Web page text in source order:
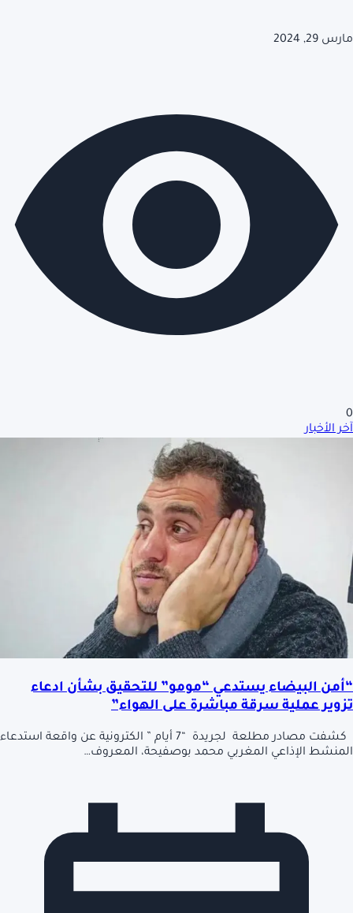
مارس 29, 2024
0
آخر الأخبار
“أمن البيضاء يستدعي “مومو” للتحقيق بشأن ادعاء
تزوير عملية سرقة مباشرة على الهواء”
كشفت مصادر مطلعة لجريدة “7 أيام ” الكترونية عن واقعة استدعاء
المنشط الإذاعي المغربي محمد بوصفيحة، المعروف…